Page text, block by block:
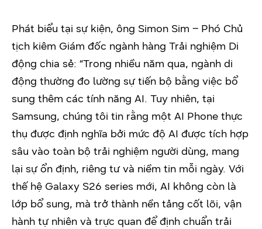
Phát biểu tại sự kiện, ông Simon Sim – Phó Chủ
tịch kiêm Giám đốc ngành hàng Trải nghiệm Di
động chia sẻ: “Trong nhiều năm qua, ngành di
động thường đo lường sự tiến bộ bằng việc bổ
sung thêm các tính năng AI. Tuy nhiên, tại
Samsung, chúng tôi tin rằng một AI Phone thực
thụ được định nghĩa bởi mức độ AI được tích hợp
sâu vào toàn bộ trải nghiệm người dùng, mang
lại sự ổn định, riêng tư và niềm tin mỗi ngày. Với
thế hệ Galaxy S26 series mới, AI không còn là
lớp bổ sung, mà trở thành nền tảng cốt lõi, vận
hành tự nhiên và trực quan để định chuẩn trải